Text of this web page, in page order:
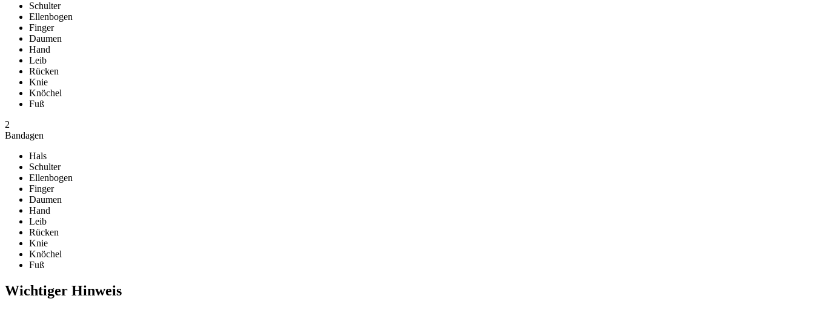
Schulter
Ellenbogen
Finger
Daumen
Hand
Leib
Rücken
Knie
Knöchel
Fuß
2
Bandagen
Hals
Schulter
Ellenbogen
Finger
Daumen
Hand
Leib
Rücken
Knie
Knöchel
Fuß
Wichtiger Hinweis